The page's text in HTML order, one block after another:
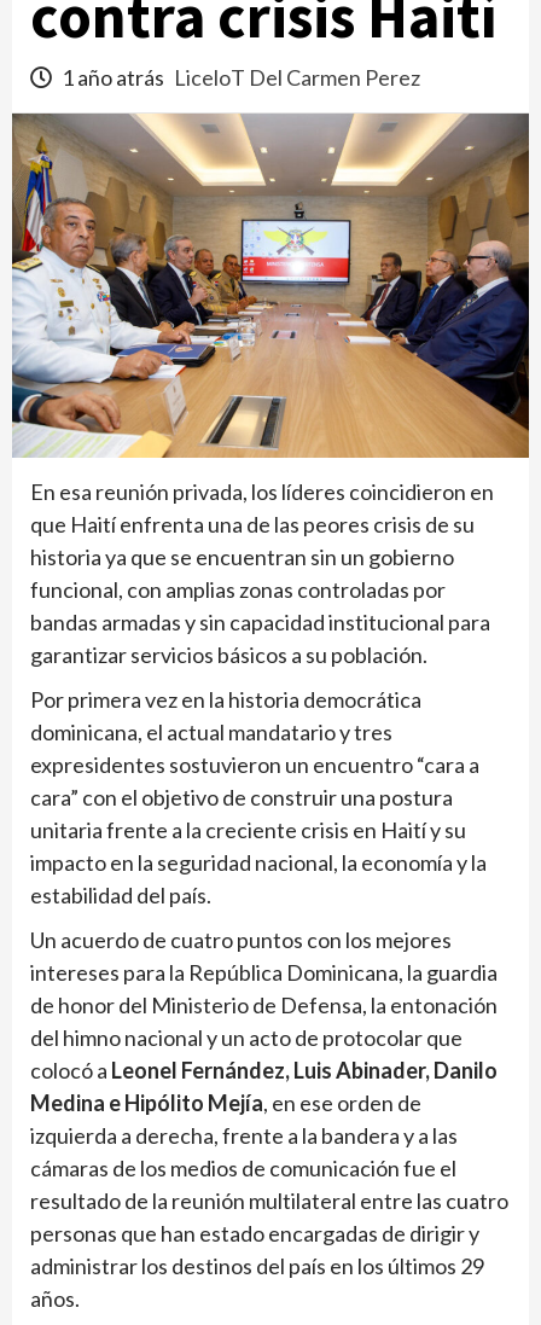
contra crisis Haití
1 año atrás LiceloT Del Carmen Perez
En esa reunión privada, los líderes coincidieron en
que Haití enfrenta una de las peores crisis de su
historia ya que se encuentran sin un gobierno
funcional, con amplias zonas controladas por
bandas armadas y sin capacidad institucional para
garantizar servicios básicos a su población.
Por primera vez en la historia democrática
dominicana, el actual mandatario y tres
expresidentes sostuvieron un encuentro “cara a
cara” con el objetivo de construir una postura
unitaria frente a la creciente crisis en Haití y su
impacto en la seguridad nacional, la economía y la
estabilidad del país.
Un acuerdo de cuatro puntos con los mejores
intereses para la República Dominicana, la guardia
de honor del Ministerio de Defensa, la entonación
del himno nacional y un acto de protocolar que
colocó a Leonel Fernández, Luis Abinader, Danilo
Medina e Hipólito Mejía, en ese orden de
izquierda a derecha, frente a la bandera y a las
cámaras de los medios de comunicación fue el
resultado de la reunión multilateral entre las cuatro
personas que han estado encargadas de dirigir y
administrar los destinos del país en los últimos 29
años.